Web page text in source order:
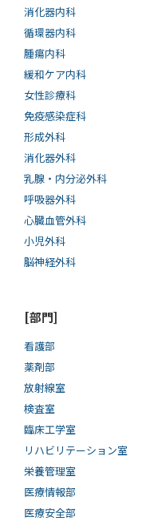
消化器内科
循環器内科
腫瘍内科
緩和ケア内科
女性診療科
免疫感染症科
形成外科
消化器外科
乳腺・内分泌外科
呼吸器外科
心臓血管外科
小児外科
脳神経外科
[部門]
看護部
薬剤部
放射線室
検査室
臨床工学室
リハビリテーション室
栄養管理室
医療情報部
医療安全部